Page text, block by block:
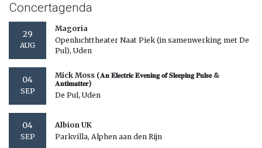
Concertagenda
29
AUG
Magoria
Openluchttheater Naat Piek (in samenwerking met De
Pul), Uden
04
SEP
Mick Moss (𝐀𝐧 𝐄𝐥𝐞𝐜𝐭𝐫𝐢𝐜 𝐄𝐯𝐞𝐧𝐢𝐧𝐠 𝐨𝐟 𝐒𝐥𝐞𝐞𝐩𝐢𝐧𝐠 𝐏𝐮𝐥𝐬𝐞 &
𝐀𝐧𝐭𝐢𝐦𝐚𝐭𝐭𝐞𝐫)
De Pul, Uden
04
SEP
Albion UK
Parkvilla, Alphen aan den Rijn